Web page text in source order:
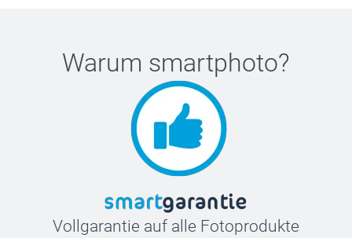
Warum smartphoto?
Vollgarantie auf alle Fotoprodukte